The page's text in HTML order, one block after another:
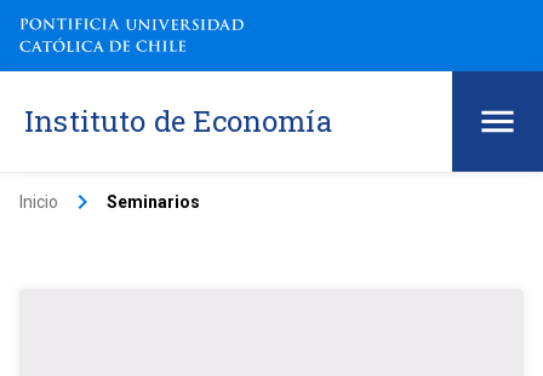
Instituto de Economía
Inicio keyboard_arrow_right Seminarios